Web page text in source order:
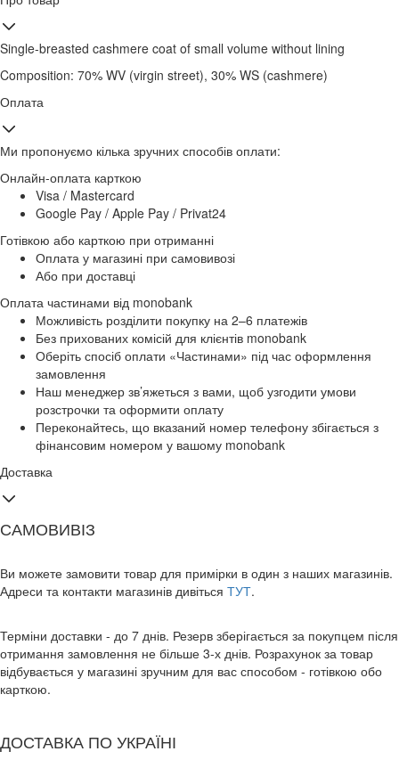
Single-breasted cashmere coat of small volume without lining
Composition: 70% WV (virgin street), 30% WS (cashmere)
Оплата
Ми пропонуємо кілька зручних способів оплати:
Онлайн-оплата карткою
Visa / Mastercard
Google Pay / Apple Pay / Privat24
Готівкою або карткою при отриманні
Оплата у магазині при самовивозі
Або при доставці
Оплата частинами від monobank
Можливість розділити покупку на 2–6 платежів
Без прихованих комісій для клієнтів monobank
Оберіть спосіб оплати «Частинами» під час оформлення
замовлення
Наш менеджер зв’яжеться з вами, щоб узгодити умови
розстрочки та оформити оплату
Переконайтесь, що вказаний номер телефону збігається з
фінансовим номером у вашому monobank
Доставка
САМОВИВІЗ
Ви можете замовити товар для примірки в один з наших магазинів.
Адреси та контакти магазинів дивіться ТУТ.
Терміни доставки - до 7 днів. Резерв зберігається за покупцем після
отримання замовлення не більше 3-х днів. Розрахунок за товар
відбувається у магазині зручним для вас способом - готівкою обо
карткою.
ДОСТАВКА ПО УКРАЇНІ